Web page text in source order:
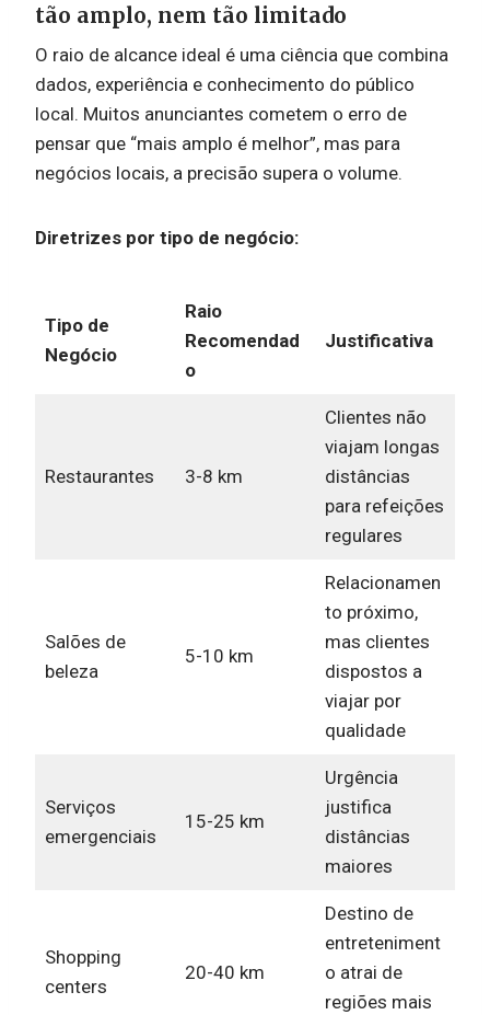
tão amplo, nem tão limitado
O raio de alcance ideal é uma ciência que combina
dados, experiência e conhecimento do público
local. Muitos anunciantes cometem o erro de
pensar que “mais amplo é melhor”, mas para
negócios locais, a precisão supera o volume.
Diretrizes por tipo de negócio:
Tipo de
Negócio
Raio
Recomendad
o
Justificativa
Restaurantes 3-8 km
Clientes não
viajam longas
distâncias
para refeições
regulares
Salões de
beleza
5-10 km
Relacionamen
to próximo,
mas clientes
dispostos a
viajar por
qualidade
Serviços
emergenciais
15-25 km
Urgência
justifica
distâncias
maiores
Shopping
centers
20-40 km
Destino de
entreteniment
o atrai de
regiões mais